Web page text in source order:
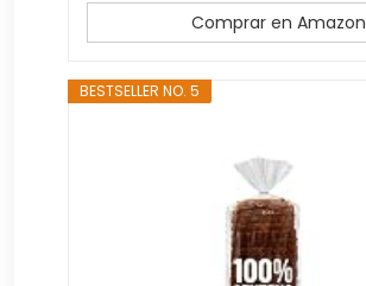
Comprar en Amazon
BESTSELLER NO. 5